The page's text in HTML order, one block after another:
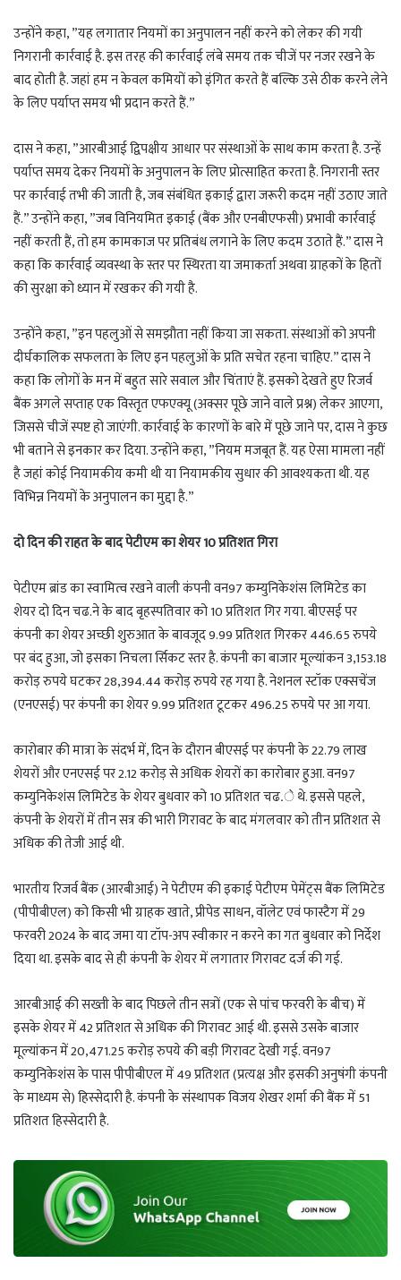
उन्होंने कहा, ”यह लगातार नियमों का अनुपालन नहीं करने को लेकर की गयी
निगरानी कार्रवाई है. इस तरह की कार्रवाई लंबे समय तक चीजें पर नजर रखने के
बाद होती है. जहां हम न केवल कमियों को इंगित करते हैं बल्कि उसे ठीक करने लेने
के लिए पर्याप्त समय भी प्रदान करते हैं.”
दास ने कहा, ”आरबीआई द्विपक्षीय आधार पर संस्थाओं के साथ काम करता है. उन्हें
पर्याप्त समय देकर नियमों के अनुपालन के लिए प्रोत्साहित करता है. निगरानी स्तर
पर कार्रवाई तभी की जाती है, जब संबंधित इकाई द्वारा जरूरी कदम नहीं उठाए जाते
हैं.” उन्होंने कहा, ”जब विनियमित इकाई (बैंक और एनबीएफसी) प्रभावी कार्रवाई
नहीं करती हैं, तो हम कामकाज पर प्रतिबंध लगाने के लिए कदम उठाते हैं.” दास ने
कहा कि कार्रवाई व्यवस्था के स्तर पर स्थिरता या जमाकर्ता अथवा ग्राहकों के हितों
की सुरक्षा को ध्यान में रखकर की गयी है.
उन्होंने कहा, ”इन पहलुओं से समझौता नहीं किया जा सकता. संस्थाओं को अपनी
दीर्घकालिक सफलता के लिए इन पहलुओं के प्रति सचेत रहना चाहिए.” दास ने
कहा कि लोगों के मन में बहुत सारे सवाल और चिंताएं हैं. इसको देखते हुए रिजर्व
बैंक अगले सप्ताह एक विस्तृत एफएक्यू (अक्सर पूछे जाने वाले प्रश्न) लेकर आएगा,
जिससे चीजें स्पष्ट हो जाएंगी. कार्रवाई के कारणों के बारे में पूछे जाने पर, दास ने कुछ
भी बताने से इनकार कर दिया. उन्होंने कहा, ”नियम मजबूत हैं. यह ऐसा मामला नहीं
है जहां कोई नियामकीय कमी थी या नियामकीय सुधार की आवश्यकता थी. यह
विभिन्न नियमों के अनुपालन का मुद्दा है.”
दो दिन की राहत के बाद पेटीएम का शेयर 10 प्रतिशत गिरा
पेटीएम ब्रांड का स्वामित्व रखने वाली कंपनी वन97 कम्युनिकेशंस लिमिटेड का
शेयर दो दिन चढ.ने के बाद बृहस्पतिवार को 10 प्रतिशत गिर गया. बीएसई पर
कंपनी का शेयर अच्छी शुरुआत के बावजूद 9.99 प्रतिशत गिरकर 446.65 रुपये
पर बंद हुआ, जो इसका निचला र्सिकट स्तर है. कंपनी का बाजार मूल्यांकन 3,153.18
करोड़ रुपये घटकर 28,394.44 करोड़ रुपये रह गया है. नेशनल स्टॉक एक्सचेंज
(एनएसई) पर कंपनी का शेयर 9.99 प्रतिशत टूटकर 496.25 रुपये पर आ गया.
कारोबार की मात्रा के संदर्भ में, दिन के दौरान बीएसई पर कंपनी के 22.79 लाख
शेयरों और एनएसई पर 2.12 करोड़ से अधिक शेयरों का कारोबार हुआ. वन97
कम्युनिकेशंस लिमिटेड के शेयर बुधवार को 10 प्रतिशत चढ.े थे. इससे पहले,
कंपनी के शेयरों में तीन सत्र की भारी गिरावट के बाद मंगलवार को तीन प्रतिशत से
अधिक की तेजी आई थी.
भारतीय रिजर्व बैंक (आरबीआई) ने पेटीएम की इकाई पेटीएम पेमेंट्स बैंक लिमिटेड
(पीपीबीएल) को किसी भी ग्राहक खाते, प्रीपेड साधन, वॉलेट एवं फास्टैग में 29
फरवरी 2024 के बाद जमा या टॉप-अप स्वीकार न करने का गत बुधवार को निर्देश
दिया था. इसके बाद से ही कंपनी के शेयर में लगातार गिरावट दर्ज की गई.
आरबीआई की सख्ती के बाद पिछले तीन सत्रों (एक से पांच फरवरी के बीच) में
इसके शेयर में 42 प्रतिशत से अधिक की गिरावट आई थी. इससे उसके बाजार
मूल्यांकन में 20,471.25 करोड़ रुपये की बड़ी गिरावट देखी गई. वन97
कम्युनिकेशंस के पास पीपीबीएल में 49 प्रतिशत (प्रत्यक्ष और इसकी अनुषंगी कंपनी
के माध्यम से) हिस्सेदारी है. कंपनी के संस्थापक विजय शेखर शर्मा की बैंक में 51
प्रतिशत हिस्सेदारी है.